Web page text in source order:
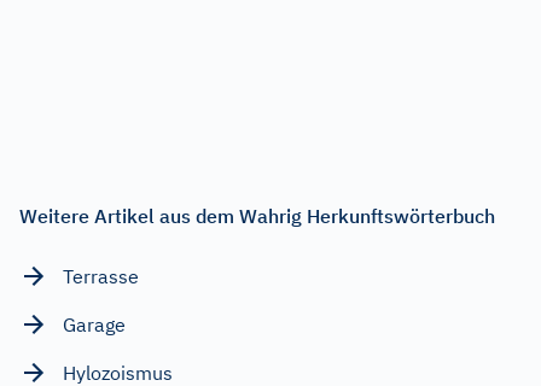
Weitere Artikel aus dem Wahrig Herkunftswörterbuch
Terrasse
Garage
Hylozoismus